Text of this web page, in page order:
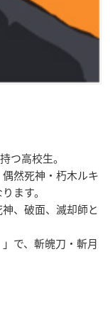
つ高校生。
然死神・朽木ルキ
ます。
、破面、滅却師と
で、斬魄刀・斬月